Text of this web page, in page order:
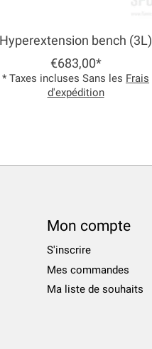
Hyperextension bench (3L)
€683,00*
* Taxes incluses Sans les Frais
d'expédition
Mon compte
S'inscrire
Mes commandes
Ma liste de souhaits